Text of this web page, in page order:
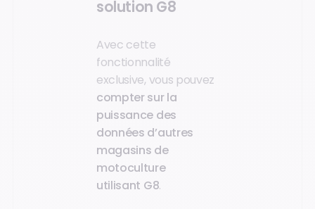
solution G8
Avec cette
fonctionnalité
exclusive, vous pouvez
compter sur la
puissance des
données d’autres
magasins de
motoculture
utilisant G8.